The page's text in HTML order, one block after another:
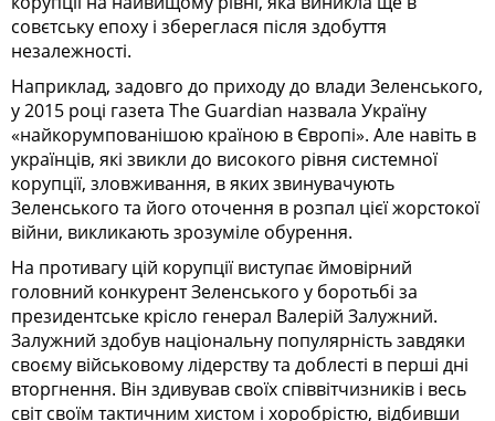
совєтську епоху і збереглася після здобуття
незалежності.
Наприклад, задовго до приходу до влади Зеленського,
у 2015 році газета The Guardian назвала Україну
«найкорумпованішою країною в Європі». Але навіть в
українців, які звикли до високого рівня системної
корупції, зловживання, в яких звинувачують
Зеленського та його оточення в розпал цієї жорстокої
війни, викликають зрозуміле обурення.
На противагу цій корупції виступає ймовірний
головний конкурент Зеленського у боротьбі за
президентське крісло генерал Валерій Залужний.
Залужний здобув національну популярність завдяки
своєму військовому лідерству та доблесті в перші дні
вторгнення. Він здивував своїх співвітчизників і весь
світ своїм тактичним хистом і хоробрістю, відбивши